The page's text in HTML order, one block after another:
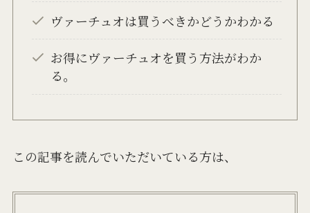
ヴァーチュオは買うべきかどうかわかる
お得にヴァーチュオを買う方法がわか
る。
この記事を読んでいただいている方は、